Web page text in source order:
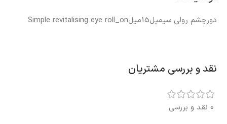
دورچشم رولی سیمپل15میلSimple revitalising eye roll_on
نقد و بررسی مشتریان
0 نقد و بررسی